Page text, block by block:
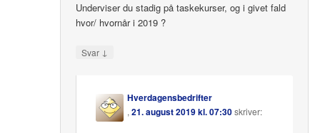
Underviser du stadig på taskekurser, og i givet fald
hvor/ hvornår i 2019 ?
Svar ↓
Hverdagensbedrifter
,21. august 2019 kl. 07:30skriver: